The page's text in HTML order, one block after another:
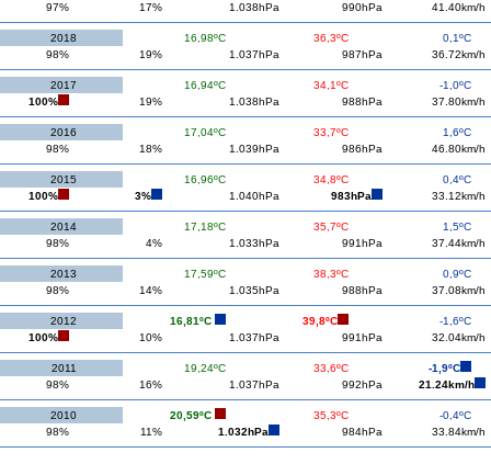
97%
17% 1.038hPa 990hPa 41.40km/h
2018 16,98ºC 36,3ºC
0,1ºC
98%
19% 1.037hPa 987hPa 36.72km/h
2017 16,94ºC 34,1ºC
-1,0ºC
100%
19% 1.038hPa 988hPa 37.80km/h
2016 17,04ºC 33,7ºC
1,6ºC
98%
18% 1.039hPa 986hPa 46.80km/h
2015 16,96ºC 34,8ºC
0,4ºC
100%
3% 1.040hPa 983hPa 33.12km/h
2014 17,18ºC 35,7ºC
1,5ºC
98%
4% 1.033hPa 991hPa 37.44km/h
2013 17,59ºC 38,3ºC
0,9ºC
98%
14% 1.035hPa 988hPa 37.08km/h
2012 16,81ºC 39,8ºC
-1,6ºC
100%
10% 1.037hPa 991hPa 32.04km/h
2011 19,24ºC 33,6ºC
-1,9ºC
98%
16% 1.037hPa 992hPa 21.24km/h
2010 20,59ºC 35,3ºC
-0,4ºC
98%
11% 1.032hPa 984hPa 33.84km/h